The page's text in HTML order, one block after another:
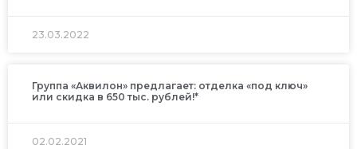
23.03.2022
Группа «Аквилон» предлагает: отделка «под ключ»
или скидка в 650 тыс. рублей!*
02.02.2021